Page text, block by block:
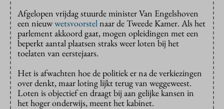
Afgelopen vrijdag stuurde minister Van Engelshoven
een nieuwwetsvoorstelnaar de Tweede Kamer. Als het
parlement akkoord gaat, mogen opleidingen met een
beperkt aantal plaatsen straks weer loten bij het
toelaten van eerstejaars.
Het is afwachten hoe de politiek er na de verkiezingen
over denkt, maar loting lijkt terug van weggeweest.
Loten is objectief en draagt bij aan gelijke kansen in
het hoger onderwijs, meent het kabinet.